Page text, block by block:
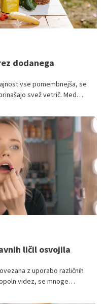
dodanega
vse pomembnejša, se
svež vetrič. Med
do zdrave prehrane in
v oddajo Štartaj
da svoj edinstven pristop
prigrizki, ki so pridelani
in tako odprla vrata
ličil osvojila
z uporabo različnih
videz, se mnoge